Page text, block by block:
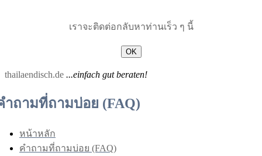
เราจะติดต่อกลับหาท่านเร็ว ๆ นี้
OK
thailaendisch.de ...einfach gut beraten!
ำถามที่ถามบ่อย (FAQ)
หน้าหลัก
คำถามที่ถามบ่อย (FAQ)